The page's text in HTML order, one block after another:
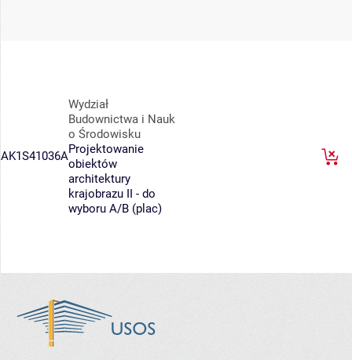
AK1S41036A
Wydział
Budownictwa i Nauk
o Środowisku
Projektowanie
obiektów
architektury
krajobrazu II - do
wyboru A/B (plac)